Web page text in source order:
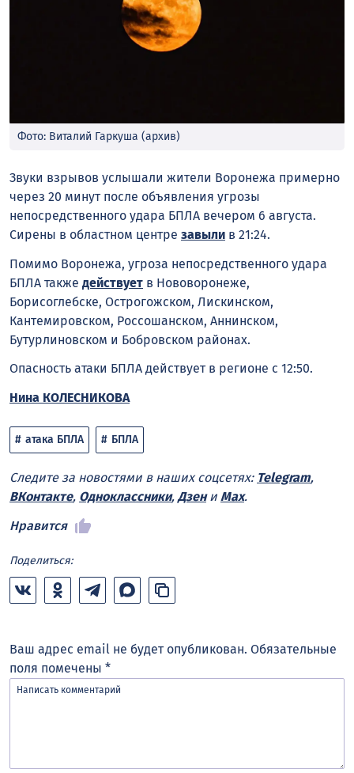
Фото: Виталий Гаркуша (архив)
Звуки взрывов услышали жители Воронежа примерно
через 20 минут после объявления угрозы
непосредственного удара БПЛА вечером 6 августа.
Сирены в областном центре завыли в 21:24.
Помимо Воронежа, угроза непосредственного удара
БПЛА также действует в Нововоронеже,
Борисоглебске, Острогожском, Лискинском,
Кантемировском, Россошанском, Аннинском,
Бутурлиновском и Бобровском районах.
Опасность атаки БПЛА действует в регионе с 12:50.
Нина КОЛЕСНИКОВА
атака БПЛА БПЛА
Следите за новостями в наших соцсетях: Telegram,
ВКонтакте, Одноклассники, Дзени Max.
Нравится
Поделиться:
Ваш адрес email не будет опубликован. Обязательные
поля помечены *